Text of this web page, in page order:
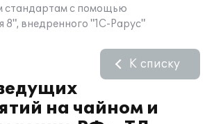
с помощью
8", внедренного "1С-Рарус"
на чайном и
К списку